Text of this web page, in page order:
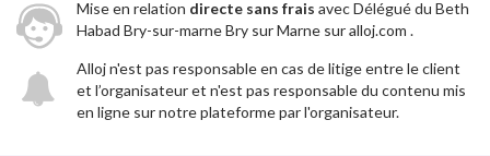
Mise en relation directe sans frais avec Délégué du Beth
Habad Bry-sur-marne Bry sur Marne sur alloj.com .
Alloj n'est pas responsable en cas de litige entre le client
et l’organisateur et n'est pas responsable du contenu mis
en ligne sur notre plateforme par l'organisateur.